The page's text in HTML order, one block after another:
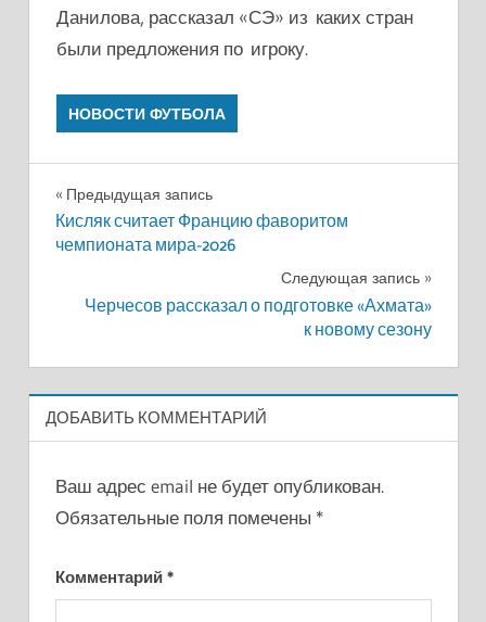
Данилова, рассказал «СЭ» из каких стран
были предложения по игроку.
НОВОСТИ ФУТБОЛА
Навигация
по
Предыдущая запись
Кисляк считает Францию фаворитом
чемпионата мира-2026
Следующая запись
Черчесов рассказал о подготовке «Ахмата»
к новому сезону
ДОБАВИТЬ КОММЕНТАРИЙ
Ваш адрес email не будет опубликован.
Обязательные поля помечены *
Комментарий *